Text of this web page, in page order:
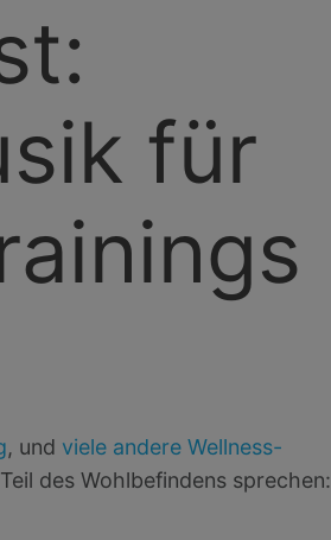
für
, und viele andere Wellness-
des Wohlbefindens sprechen: